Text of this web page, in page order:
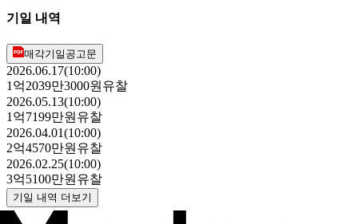
기일 내역
매각기일공고문
2026.06.17(10:00)
1억2039만3000원 유찰
2026.05.13(10:00)
1억7199만원 유찰
2026.04.01(10:00)
2억4570만원 유찰
2026.02.25(10:00)
3억5100만원 유찰
기일 내역 더보기